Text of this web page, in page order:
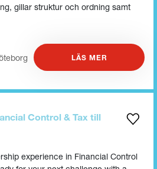
gillar struktur och ordning samt
LÄS MER
Control & Tax till
experience in Financial Control